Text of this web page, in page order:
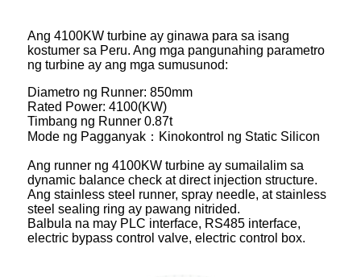
Ang 4100KW turbine ay ginawa para sa isang
kostumer sa Peru. Ang mga pangunahing parametro
ng turbine ay ang mga sumusunod:
Diametro ng Runner: 850mm
Rated Power: 4100(KW)
Timbang ng Runner 0.87t
Mode ng Pagganyak：Kinokontrol ng Static Silicon
Ang runner ng 4100KW turbine ay sumailalim sa
dynamic balance check at direct injection structure.
Ang stainless steel runner, spray needle, at stainless
steel sealing ring ay pawang nitrided.
Balbula na may PLC interface, RS485 interface,
electric bypass control valve, electric control box.